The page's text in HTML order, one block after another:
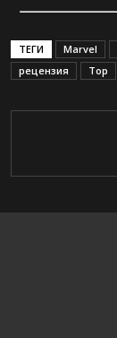
ТЕГИ Marvel
рецензия
Тор